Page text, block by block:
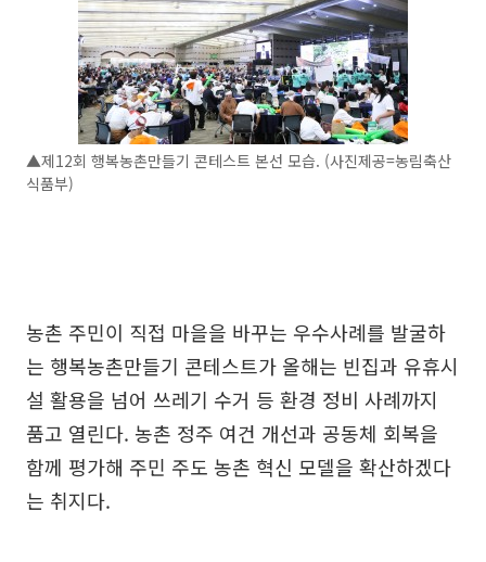
▲제12회 행복농촌만들기 콘테스트 본선 모습. (사진제공=농림축산
식품부)
농촌 주민이 직접 마을을 바꾸는 우수사례를 발굴하
는 행복농촌만들기 콘테스트가 올해는 빈집과 유휴시
설 활용을 넘어 쓰레기 수거 등 환경 정비 사례까지
품고 열린다. 농촌 정주 여건 개선과 공동체 회복을
함께 평가해 주민 주도 농촌 혁신 모델을 확산하겠다
는 취지다.